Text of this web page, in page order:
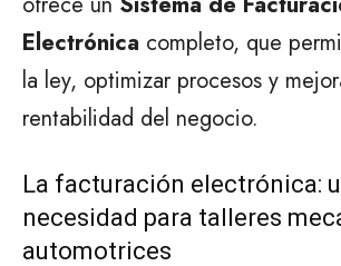
Electrónica completo, que
la ley, optimizar procesos y
rentabilidad del negocio.
La facturación electrónica:
necesidad para talleres
automotrices